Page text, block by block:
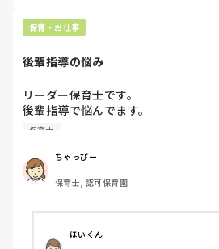
皆さんは、志望動機をどのように答
音はどうですか？
保育・お仕事
後輩指導の悩み
リーダー保育士です。
後輩指導で悩んでます。
初めて年長を持つ後輩がいますが
いで様子見てると直前になるまで何
り
他の職員に聞いてる様子もなくて
よほど自分に聞きづらいのか、聞く
保育士
ちゃっぴー
保育士, 認可保育園
ほいくん